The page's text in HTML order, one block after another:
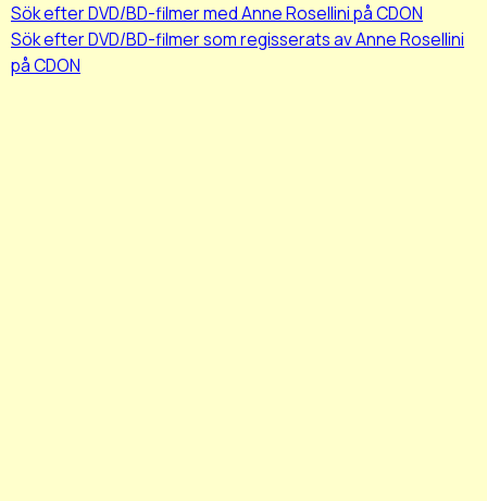
Sök efter DVD/BD-filmer med Anne Rosellini på CDON
Sök efter DVD/BD-filmer som regisserats av Anne Rosellini
på CDON